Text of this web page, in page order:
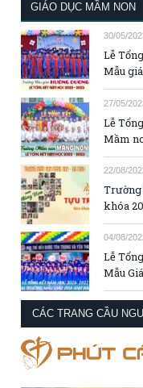
GIÁO DỤC MẦM NON
30/05/
Lễ
Mẫu
27/05/
Lễ
Mầm
22/08/
khóa
04/08/
Lễ
Mẫu
CÁC TRANG CẦU